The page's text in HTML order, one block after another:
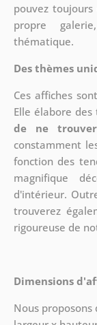
pouvez
propre
thématique.
Des thèmes
Ces affiches
Elle élabore
de ne
constamment
fonction des
magnifique
d'intérieur.
trouverez
rigoureuse de
Dimensions
Nous